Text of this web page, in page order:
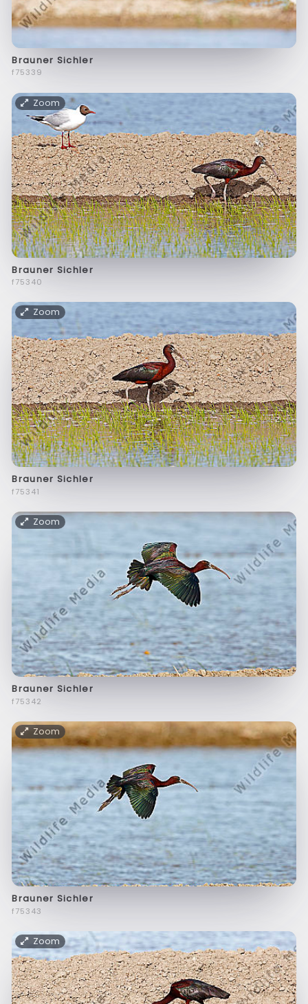
Brauner Sichler
f75339
Zoom
Brauner Sichler
f75340
Zoom
Brauner Sichler
f75341
Zoom
Brauner Sichler
f75342
Zoom
Brauner Sichler
f75343
Zoom